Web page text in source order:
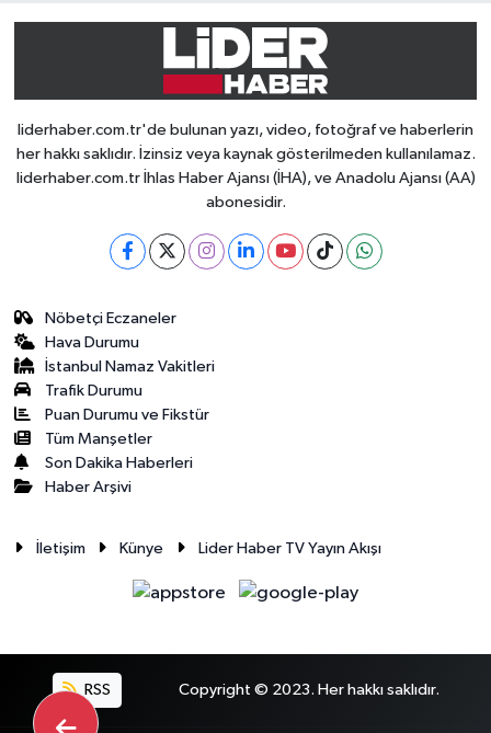
liderhaber.com.tr'de bulunan yazı, video, fotoğraf ve haberlerin
her hakkı saklıdır. İzinsiz veya kaynak gösterilmeden kullanılamaz.
liderhaber.com.tr İhlas Haber Ajansı (İHA), ve Anadolu Ajansı (AA)
abonesidir.
Nöbetçi Eczaneler
Hava Durumu
İstanbul Namaz Vakitleri
Trafik Durumu
Puan Durumu ve Fikstür
Tüm Manşetler
Son Dakika Haberleri
Haber Arşivi
İletişim Künye Lider Haber TV Yayın Akışı
RSS Copyright © 2023. Her hakkı saklıdır.